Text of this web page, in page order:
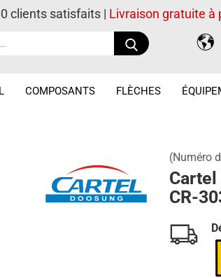
Recherche...
clients satisfaits | Livraison gratuite à
COMPOSANTS FLÈCHES
(Numéro
Cartel
CR-